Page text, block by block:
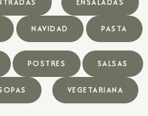
NAVIDAD PASTA
POSTRES SALSAS
VEGETARIANA